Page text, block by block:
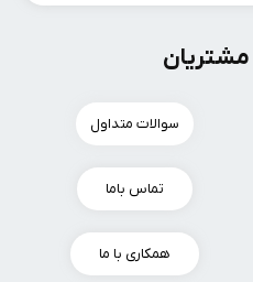
مشتریان
سوالات متداول
تماس باما
همکاری با ما